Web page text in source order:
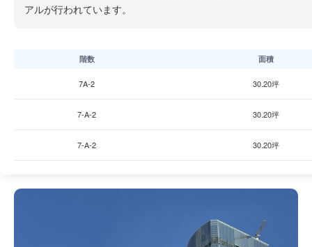
アルが行われています。
階数 面積
7A-2 30.20坪
7-A-2 30.20坪
7-A-2 30.20坪